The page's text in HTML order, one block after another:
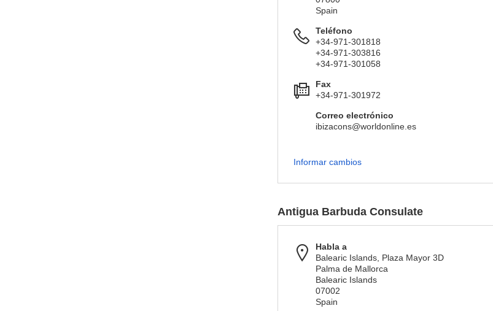
Spain
Teléfono
+34-971-301818
+34-971-303816
+34-971-301058
Fax
+34-971-301972
Correo electrónico
ibizacons@worldonline.es
Informar cambios
Antigua Barbuda Consulate
Habla a
Balearic Islands, Plaza Mayor 3D
Palma de Mallorca
Balearic Islands
07002
Spain